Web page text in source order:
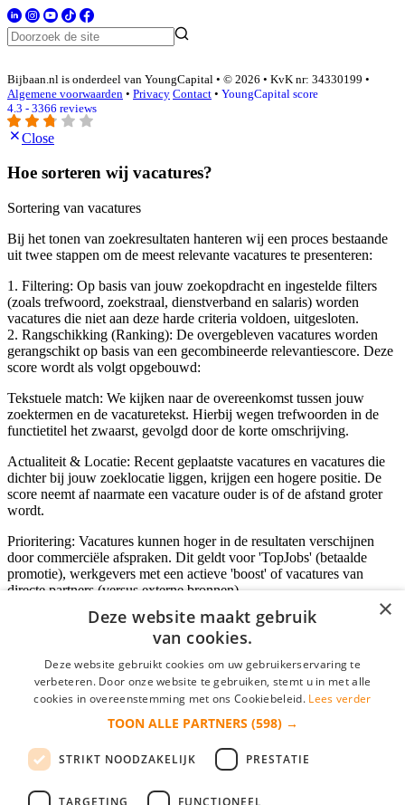
Bijbaan.nl is onderdeel van YoungCapital • © 2026 • KvK nr: 34330199 •
Algemene voorwaarden • Privacy Contact • YoungCapital score
4.3 - 3366 reviews
Close
Hoe sorteren wij vacatures?
Sortering van vacatures
Bij het tonen van zoekresultaten hanteren wij een proces bestaande
uit twee stappen om de meest relevante vacatures te presenteren:
1. Filtering: Op basis van jouw zoekopdracht en ingestelde filters
(zoals trefwoord, zoekstraal, dienstverband en salaris) worden
vacatures die niet aan deze harde criteria voldoen, uitgesloten.
2. Rangschikking (Ranking): De overgebleven vacatures worden
gerangschikt op basis van een gecombineerde relevantiescore. Deze
score wordt als volgt opgebouwd:
Tekstuele match: We kijken naar de overeenkomst tussen jouw
zoektermen en de vacaturetekst. Hierbij wegen trefwoorden in de
functietitel het zwaarst, gevolgd door de korte omschrijving.
Actualiteit & Locatie: Recent geplaatste vacatures en vacatures die
dichter bij jouw zoeklocatie liggen, krijgen een hogere positie. De
score neemt af naarmate een vacature ouder is of de afstand groter
wordt.
Prioritering: Vacatures kunnen hoger in de resultaten verschijnen
door commerciële afspraken. Dit geldt voor 'TopJobs' (betaalde
promotie), werkgevers met een actieve 'boost' of vacatures van
directe partners (versus externe bronnen).
Inloggen als bedrijf
*
login gegevens onthouden
login
×
Deze website maakt gebruik
van cookies.
Deze website gebruikt cookies om uw gebruikerservaring te
verbeteren. Door onze website te gebruiken, stemt u in met alle
cookies in overeenstemming met ons Cookiebeleid. Lees verder
TOON ALLE PARTNERS (598) →
STRIKT NOODZAKELIJK PRESTATIE
TARGETING FUNCTIONEEL